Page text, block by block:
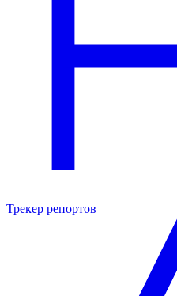
Трекер репортов